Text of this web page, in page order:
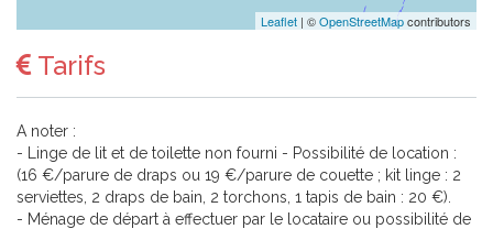
Leaflet | ©OpenStreetMapcontributors
Tarifs
A noter :
- Linge de lit et de toilette non fourni - Possibilité de location :
(16 €/parure de draps ou 19 €/parure de couette ; kit linge : 2
serviettes, 2 draps de bain, 2 torchons, 1 tapis de bain : 20 €).
- Ménage de départ à effectuer par le locataire ou possibilité de